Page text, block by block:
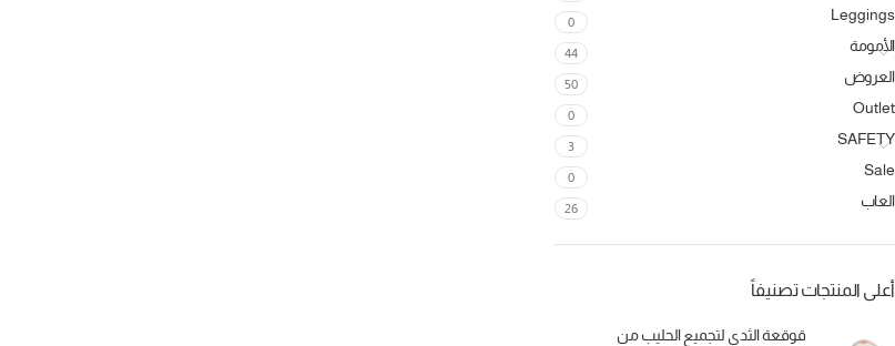
Leggings
0
الأمومة 44
العروض 50
Outlet
0
SAFETY
3
Sale
0
العاب 26
أعلى المنتجات تصنيفاً
قوقعة الثدي لتجميع الحليب من